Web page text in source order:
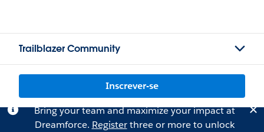
Trailblazer Community
Inscrever-se
Bring your team and maximize your impact at
Dreamforce. Registerthree or more to unlock